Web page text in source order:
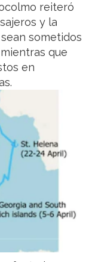
reiteró
y la
sometidos
que
en